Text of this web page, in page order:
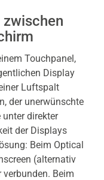
Touchpanel,
Display
Luftspalt
der unerwünschte
direkter
der Displays
Beim Optical
(alternativ
Beim